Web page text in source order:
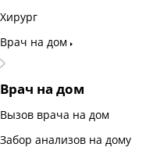
Хирург
Врач на дом
Врач на дом
Вызов врача на дом
Забор анализов на дому